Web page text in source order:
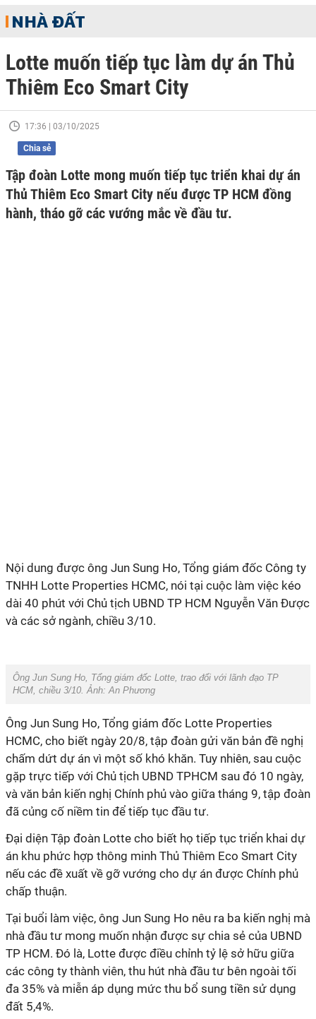
NHÀ ĐẤT
Lotte muốn tiếp tục làm dự án Thủ
Thiêm Eco Smart City
17:36 | 03/10/2025
Chia sẻ
Tập đoàn Lotte mong muốn tiếp tục triển khai dự án
Thủ Thiêm Eco Smart City nếu được TP HCM đồng
hành, tháo gỡ các vướng mắc về đầu tư.
Nội dung được ông Jun Sung Ho, Tổng giám đốc Công ty
TNHH Lotte Properties HCMC, nói tại cuộc làm việc kéo
dài 40 phút với Chủ tịch UBND TP HCM Nguyễn Văn Được
và các sở ngành, chiều 3/10.
Ông Jun Sung Ho, Tổng giám đốc Lotte, trao đổi với lãnh đạo TP
HCM, chiều 3/10. Ảnh: An Phương
Ông Jun Sung Ho, Tổng giám đốc Lotte Properties
HCMC, cho biết ngày 20/8, tập đoàn gửi văn bản đề nghị
chấm dứt dự án vì một số khó khăn. Tuy nhiên, sau cuộc
gặp trực tiếp với Chủ tịch UBND TPHCM sau đó 10 ngày,
và văn bản kiến nghị Chính phủ vào giữa tháng 9, tập đoàn
đã củng cố niềm tin để tiếp tục đầu tư.
Đại diện Tập đoàn Lotte cho biết họ tiếp tục triển khai dự
án khu phức hợp thông minh Thủ Thiêm Eco Smart City
nếu các đề xuất về gỡ vướng cho dự án được Chính phủ
chấp thuận.
Tại buổi làm việc, ông Jun Sung Ho nêu ra ba kiến nghị mà
nhà đầu tư mong muốn nhận được sự chia sẻ của UBND
TP HCM. Đó là, Lotte được điều chỉnh tỷ lệ sở hữu giữa
các công ty thành viên, thu hút nhà đầu tư bên ngoài tối
đa 35% và miễn áp dụng mức thu bổ sung tiền sử dụng
đất 5,4%.